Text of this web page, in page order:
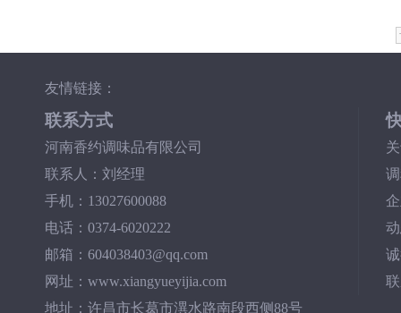
友情链接：
联系方式
河南香约调味品有限公司
联系人：刘经理
手机：13027600088
电话：0374-6020222
邮箱：604038403@qq.com
网址：www.xiangyueyijia.com
地址：许昌市长葛市潩水路南段西侧88号